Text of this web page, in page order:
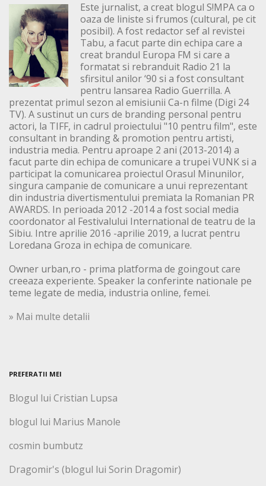
Este jurnalist, a creat blogul S!MPA ca o
oaza de liniste si frumos (cultural, pe cit
posibil). A fost redactor sef al revistei
Tabu, a facut parte din echipa care a
creat brandul Europa FM si care a
formatat si rebranduit Radio 21 la
sfirsitul anilor ‘90 si a fost consultant
pentru lansarea Radio Guerrilla. A
prezentat primul sezon al emisiunii Ca-n filme (Digi 24
TV). A sustinut un curs de branding personal pentru
actori, la TIFF, in cadrul proiectului "10 pentru film", este
consultant in branding & promotion pentru artisti,
industria media. Pentru aproape 2 ani (2013-2014) a
facut parte din echipa de comunicare a trupei VUNK si a
participat la comunicarea proiectul Orasul Minunilor,
singura campanie de comunicare a unui reprezentant
din industria divertismentului premiata la Romanian PR
AWARDS. In perioada 2012 -2014 a fost social media
coordonator al Festivalului International de teatru de la
Sibiu. Intre aprilie 2016 -aprilie 2019, a lucrat pentru
Loredana Groza in echipa de comunicare.
Owner urban,ro - prima platforma de goingout care
creeaza experiente. Speaker la conferinte nationale pe
teme legate de media, industria online, femei.
» Mai multe detalii
PREFERATII MEI
Blogul lui Cristian Lupsa
blogul lui Marius Manole
cosmin bumbutz
Dragomir's (blogul lui Sorin Dragomir)